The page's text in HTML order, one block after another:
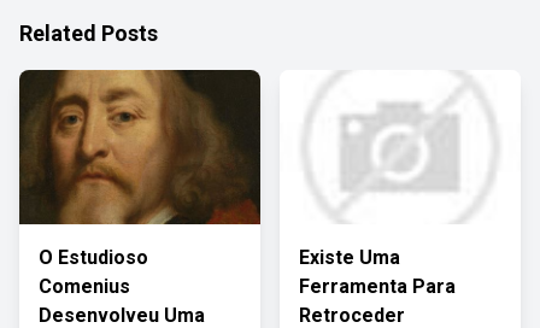
Related Posts
O Estudioso
Comenius
Desenvolveu Uma
Existe Uma
Ferramenta Para
Retroceder